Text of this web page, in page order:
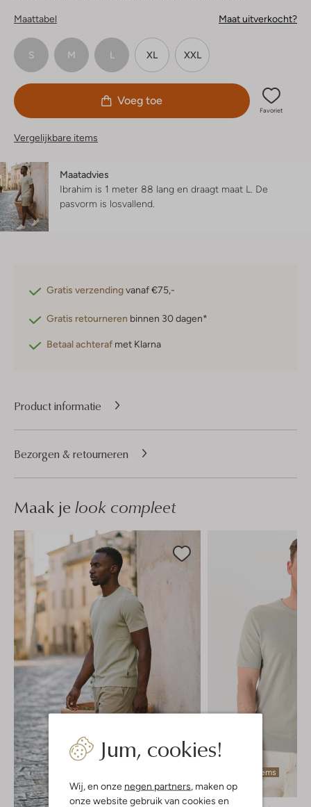
Jum, cookies!
Wij, en onze negen partners, maken op
onze website gebruik van cookies en
Maattabel Maat uitverkocht?
S M L XL XXL
Voeg toe
Favoriet
Vergelijkbare items
Maatadvies
Ibrahim is 1 meter 88 lang en draagt maat L. De
pasvorm is losvallend
Gratis verzendingvanaf €75,-
Gratis retourneren binnen 30 dagen*
Betaal achteraf met Klarna
Product informatie
Bezorgen & retourneren
Maak je look compleet
Laatste items
-50%